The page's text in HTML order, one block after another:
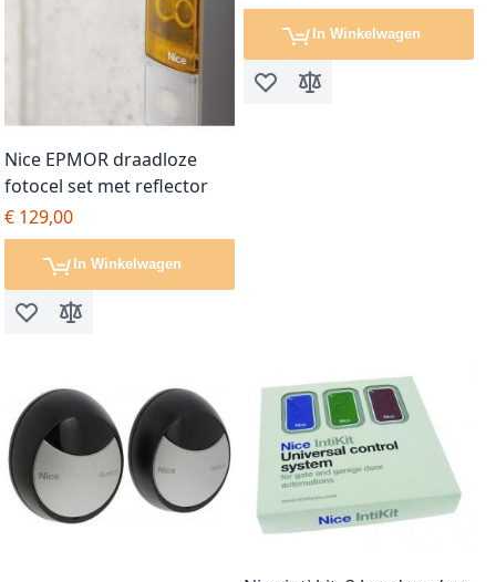
Nice EPMOR draadloze
fotocel set met reflector
€ 129,00
In Winkelwagen
Voeg toe aan verlanglijst
Toevoegen om te vergelijken
In Winkelwagen
Voeg toe aan verlanglijst
Toevoegen om te